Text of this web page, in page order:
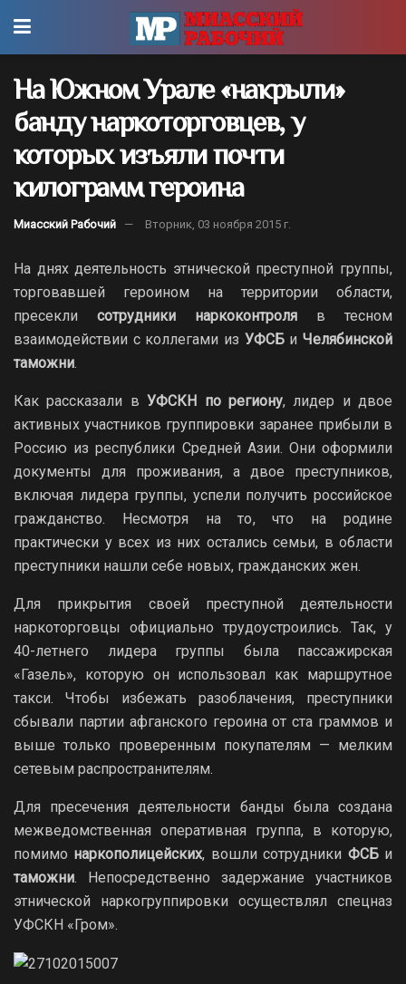
На Южном Урале «накрыли»
банду наркоторговцев, у
которых изъяли почти
килограмм героина
Миасский Рабочий Вторник, 03 ноября 2015 г.
На днях деятельность этнической преступной группы,
торговавшей героином на территории области,
пресекли сотрудники наркоконтроля в тесном
взаимодействии с коллегами из УФСБиЧелябинской
таможни.
Как рассказали вУФСКН по региону, лидер и двое
активных участников группировки заранее прибыли в
Россию из республики Средней Азии. Они оформили
документы для проживания, а двое преступников,
включая лидера группы, успели получить российское
гражданство. Несмотря на то, что на родине
практически у всех из них остались семьи, в области
преступники нашли себе новых, гражданских жен.
Для прикрытия своей преступной деятельности
наркоторговцы официально трудоустроились. Так, у
40-летнего лидера группы была пассажирская
«Газель», которую он использовал как маршрутное
такси. Чтобы избежать разоблачения, преступники
сбывали партии афганского героина от ста граммов и
выше только проверенным покупателям — мелким
сетевым распространителям.
Для пресечения деятельности банды была создана
межведомственная оперативная группа, в которую,
помимо наркополицейских, вошли сотрудники ФСБи
таможни. Непосредственно задержание участников
этнической наркогруппировки осуществлял спецназ
УФСКН «Гром».